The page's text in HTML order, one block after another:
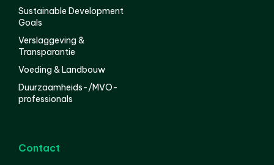
Sustainable Development
Goals
Verslaggeving &
Transparantie
Voeding & Landbouw
Duurzaamheids-/MVO-
professionals
Contact